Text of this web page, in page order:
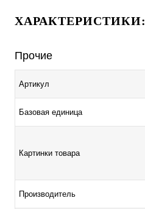
ХАРАКТЕРИСТИКИ:
Прочие
Артикул
Базовая единица
Картинки товара
Производитель